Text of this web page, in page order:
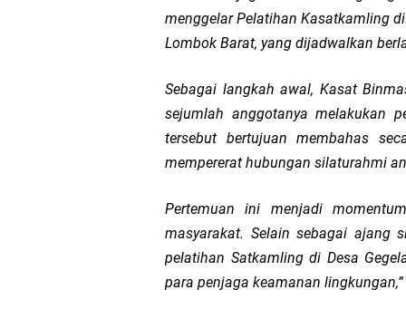
Dua Residivis
Kapolda NTB
Kapolda NTB
Kapolda NTB
Polda NTB Perkuat
menggelar Pelatihan Kasatkamling
Lombok Barat, yang dijadwalkan
Sebagai langkah awal, Kasat
sejumlah anggotanya melakukan
tersebut bertujuan membahas
mempererat hubungan silaturahmi
Pertemuan ini menjadi
masyarakat. Selain sebagai ajang
pelatihan Satkamling di Desa
para penjaga keamanan